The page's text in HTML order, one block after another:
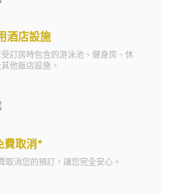
酒店設施
訂房時包含的游泳池、健身房、休
他飯店設施。
費取消*
取消您的預訂，讓您完全安心。